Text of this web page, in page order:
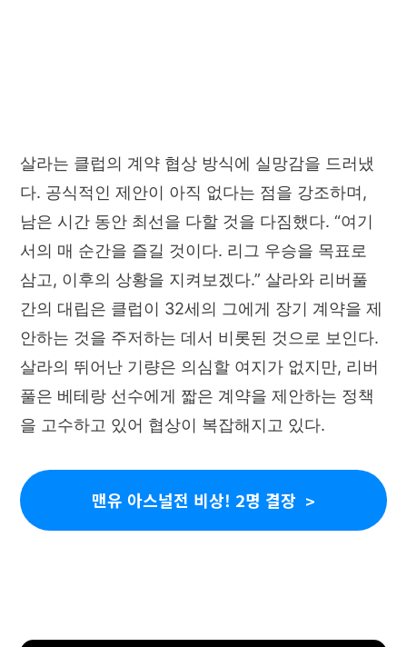
살라는 클럽의 계약 협상 방식에 실망감을 드러냈
다. 공식적인 제안이 아직 없다는 점을 강조하며,
남은 시간 동안 최선을 다할 것을 다짐했다. “여기
서의 매 순간을 즐길 것이다. 리그 우승을 목표로
삼고, 이후의 상황을 지켜보겠다.” 살라와 리버풀
간의 대립은 클럽이 32세의 그에게 장기 계약을 제
안하는 것을 주저하는 데서 비롯된 것으로 보인다.
살라의 뛰어난 기량은 의심할 여지가 없지만, 리버
풀은 베테랑 선수에게 짧은 계약을 제안하는 정책
을 고수하고 있어 협상이 복잡해지고 있다.
맨유 아스널전 비상! 2명 결장